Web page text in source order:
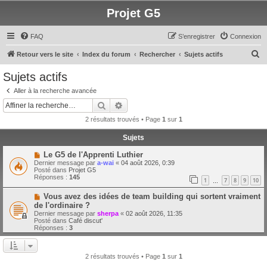
Projet G5
FAQ Connexion
S’enregistrer
Retour vers le site Index du forum Rechercher Sujets actifs
Sujets actifs
Aller à la recherche avancée
Rechercher
2 résultats trouvés • Page 1 sur 1
Sujets
N
o
u
v
e
a
u
m
e
s
s
a
Le G5 de l'Apprenti Luthier
Dernier message par a-wai « 04 août 2026, 0:39
Posté dans Projet G5
Réponses : 145 1 7 8 9 10
N
u
v
e
a
u
Vous avez des idées de team building qui sortent vraiment
de l'ordinaire ?
Dernier message par sherpa « 02 août 2026, 11:35
Posté dans Café discut'
Réponses : 3
2 résultats trouvés • Page 1 sur 1